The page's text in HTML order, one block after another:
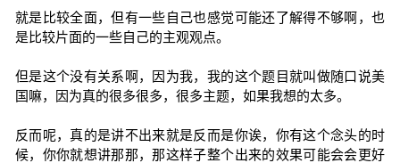
就是比较全面，但有一些自己也感觉可能还了解得不够啊，也
是比较片面的一些自己的主观观点。
但是这个没有关系啊，因为我，我的这个题目就叫做随口说美
国嘛，因为真的很多很多，很多主题，如果我想的太多。
反而呢，真的是讲不出来就是反而是你诶，你有这个念头的时
候，你你就想讲那那，那这样子整个出来的效果可能会会更好